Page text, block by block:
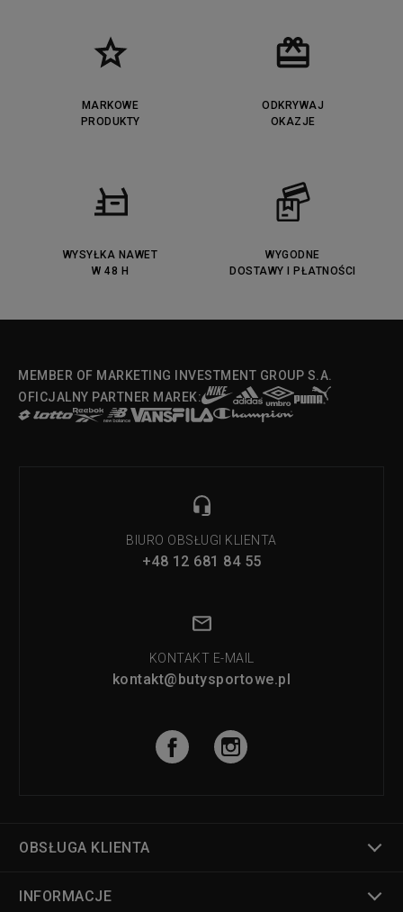
MARKOWE
PRODUKTY
ODKRYWAJ
OKAZJE
WYSYŁKA NAWET
W 48 H
WYGODNE
DOSTAWY I PŁATNOŚCI
MEMBER OF MARKETING INVESTMENT GROUP S.A.
OFICJALNY PARTNER MAREK:
BIURO OBSŁUGI KLIENTA
+48 12 681 84 55
KONTAKT E-MAIL
kontakt@butysportowe.pl
OBSŁUGA KLIENTA
INFORMACJE